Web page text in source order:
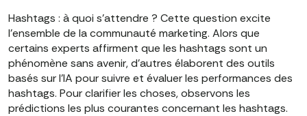
Hashtags : à quoi s'attendre ? Cette question excite
l'ensemble de la communauté marketing. Alors que
certains experts affirment que les hashtags sont un
phénomène sans avenir, d'autres élaborent des outils
basés sur l'IA pour suivre et évaluer les performances des
hashtags. Pour clarifier les choses, observons les
prédictions les plus courantes concernant les hashtags.